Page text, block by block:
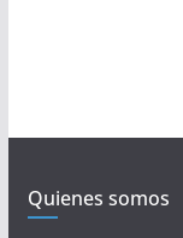
Quienes somos